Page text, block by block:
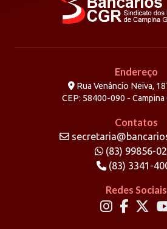
Endereço
Rua Venâncio Neiva,
CEP: 58400-090 -
Contatos
(83) 99856-
(83) 3341-
Redes Sociais